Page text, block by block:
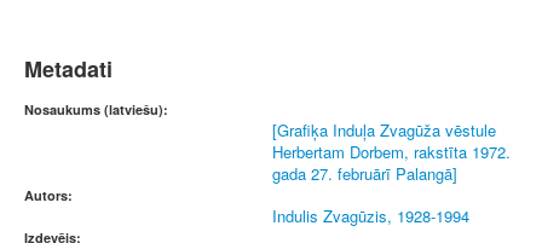
Metadati
Nosaukums (latviešu):
[Grafiķa Induļa Zvagūža vēstule
Herbertam Dorbem, rakstīta 1972.
gada 27. februārī Palangā]
Autors:
Indulis Zvagūzis, 1928-1994
Izdevējs: